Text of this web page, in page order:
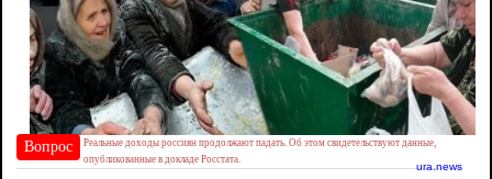
Вопрос
Реальные доходы россиян продолжают падать. Об этом свидетельствуют данные,
опубликованные в докладе Росстата.
ura.news